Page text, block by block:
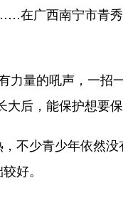
在广西南宁市青
量的吼声，一招
后，能保护想要
少青少年依然没
好。